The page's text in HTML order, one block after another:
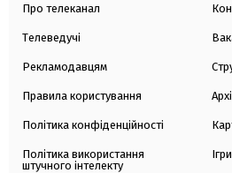
Про телеканал
Телеведучі
Рекламодавцям
Правила користування
Політика конфіденційності
Політика використання
штучного інтелекту
Ігри